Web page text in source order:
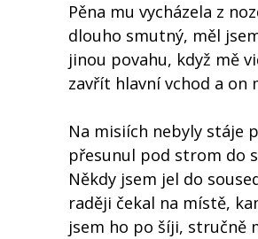
Pěna mu vycházela z
dlouho smutný, měl
jinou povahu, když mě
zavřít hlavní vchod a on
Na misiích nebyly stáje
přesunul pod strom do
Někdy jsem jel do
raději čekal na místě,
jsem ho po šíji, stručně